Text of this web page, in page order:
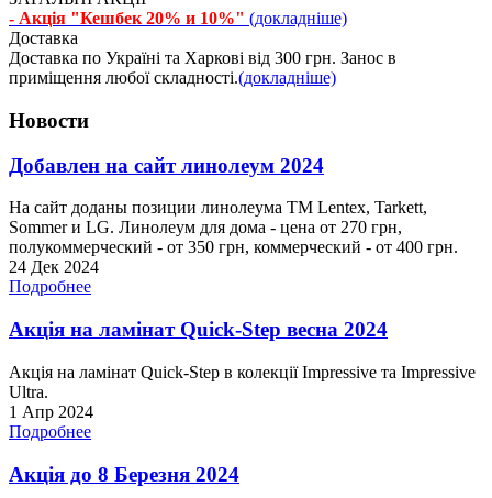
- Акція "Кешбек 20% и 10%" (докладніше)
Доставка
Доставка по Україні та Харкові від 300 грн. Занос в
приміщення любої складності.(докладніше)
Новости
Добавлен на сайт линолеум 2024
На сайт доданы позиции линолеума ТМ Lentex, Tarkett,
Sommer и LG. Линолеум для дома - цена от 270 грн,
полукоммерческий - от 350 грн, коммерческий - от 400 грн.
24 Дек 2024
Подробнее
Акція на ламінат Quick-Step весна 2024
Акція на ламінат Quick-Step в колекції Impressive та Impressive
Ultra.
1 Апр 2024
Подробнее
Акція до 8 Березня 2024